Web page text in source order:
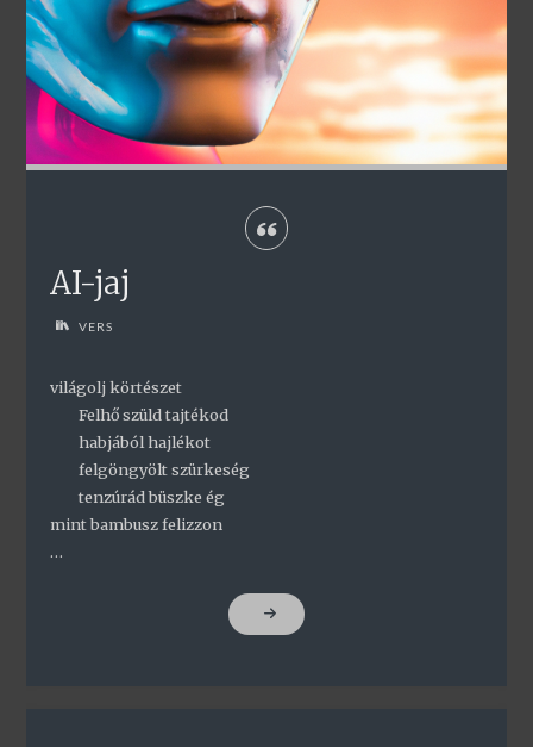
AI-jaj
VERS
világolj körtészet
Felhő szüld tajtékod
habjából hajlékot
felgöngyölt szürkeség
tenzúrád büszke ég
mint bambusz felizzon
…
"AI-